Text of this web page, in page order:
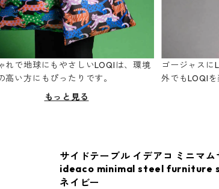
れで地球にもやさしいLOQIは、環境
高い方にもぴったりです。
もっと見る
ゴージャスに
外でもLOQIを
サイドテーブル イデアコ ミニマ
ideaco minimal steel furniture
ネイビー